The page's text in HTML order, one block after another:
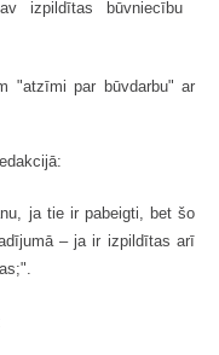
izpildītas būvniecību
"atzīmi par būvdarbu" ar
ja tie ir pabeigti, bet šo
– ja ir izpildītas arī